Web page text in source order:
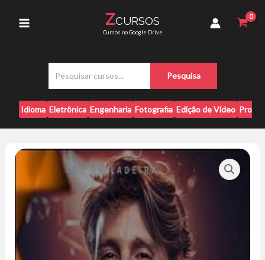
Menu
ZCURSOS
Cursos no Google Drive
s
q
u
i
a
r
Pesquisa
Idioma Eletrônica Engenharia Fotografia Edição de Vídeo
Ladeira